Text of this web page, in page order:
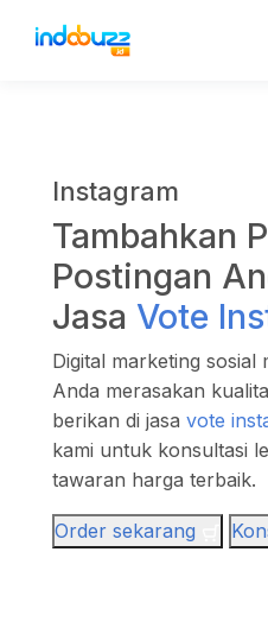
Instagram
Tambahkan
Postingan
Jasa Vote
Digital marketing sosial
Anda merasakan
berikan di jasa vote
kami untuk konsultasi
tawaran harga terbaik.
Order sekarang